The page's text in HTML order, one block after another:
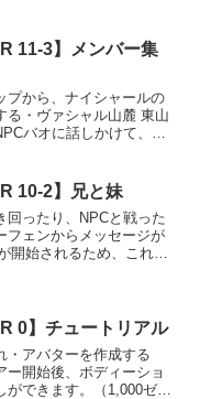
道を塞がれている右側か
11-3】メンバー集
プから、ナイシャールの
る・ヴァシャル山麓 東山
バオに話しかけて、格
山麓 遺跡前広場のバス
ト...
10-2】兄と妹
回ったり、NPCと戦った
フェンからメッセージが
始されるため、これは
0】チュートリアル
・アバターを作成する
開始後、ボディーショ
ができます。（1,000ゼニ